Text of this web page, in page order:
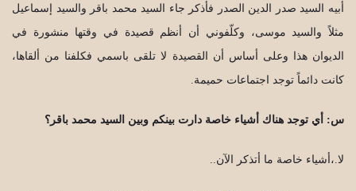
أبيه السيد صدر الدين الصدر فأذكر جاء السيد محمد باقر والسيد إسماعيل
مثلاً والسيد موسى، وكلّفوني أن أنظم قصيدة في وقتها منشورة في
الديوان هذا وعلى أساس أن القصيدة لا تلقى باسمي فكلفنا من ألقاها،
كانت دائماً توجد اجتماعات حميمة.
س: أي توجد هناك أشياء خاصة دارت بينكم وبين السيد محمد باقر؟
لا.،أشياء خاصة ما أتذكر الآن..